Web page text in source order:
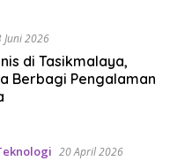
Juni 2026
di Tasikmalaya,
Berbagi Pengalaman
20 April 2026